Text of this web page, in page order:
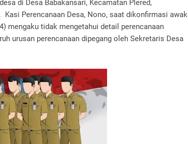
di Desa Babakansari, Kecamatan Plered,
Perencanaan Desa, Nono, saat dikonfirmasi awak
mengaku tidak mengetahui detail perencanaan
urusan perencanaan dipegang oleh Sekretaris Desa